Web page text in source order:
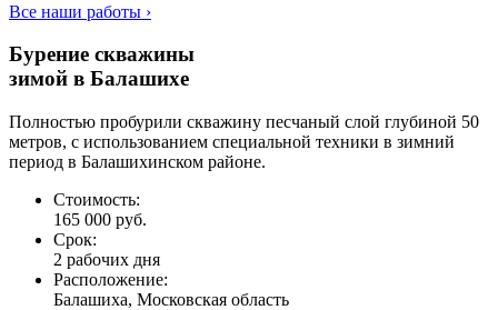
Все наши работы ›
Бурение скважины
зимой в Балашихе
Полностью пробурили скважину песчаный слой глубиной 50
метров, с использованием специальной техники в зимний
период в Балашихинском районе.
Стоимость:
165 000 руб.
Срок:
2 рабочих дня
Расположение:
Балашиха, Московская область